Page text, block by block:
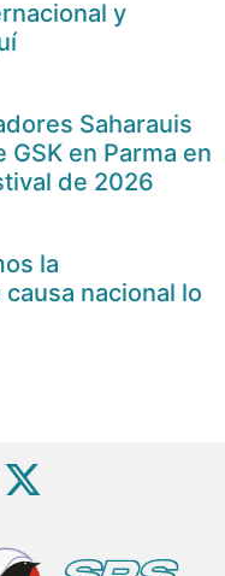
y
Saharauis
en Parma en
de 2026
la
nacional lo